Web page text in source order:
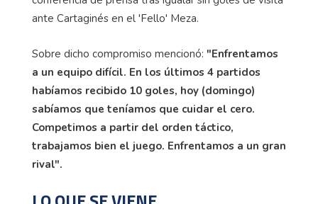
ante Cartaginés en el 'Fello' Meza.
Sobre dicho compromiso mencionó: "Enfrentamos
a un equipo difícil. En los últimos 4 partidos
habíamos recibido 10 goles, hoy (domingo)
sabíamos que teníamos que cuidar el cero.
Competimos a partir del orden táctico,
trabajamos bien el juego. Enfrentamos a un gran
rival".